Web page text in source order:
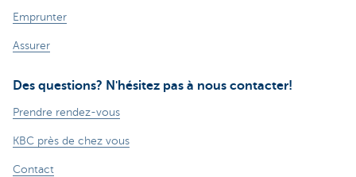
Emprunter
Assurer
Des questions? N'hésitez pas à nous contacter!
Prendre rendez-vous
KBC près de chez vous
Contact